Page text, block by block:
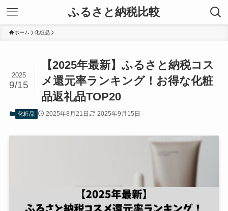
ふるさと納税比較
ホーム 化粧品
【2025年最新】ふるさと納税コス
メ還元率ランキング！お得な化粧
品返礼品TOP20
2025
9/15
化粧品 2025年8月21日 2025年9月15日